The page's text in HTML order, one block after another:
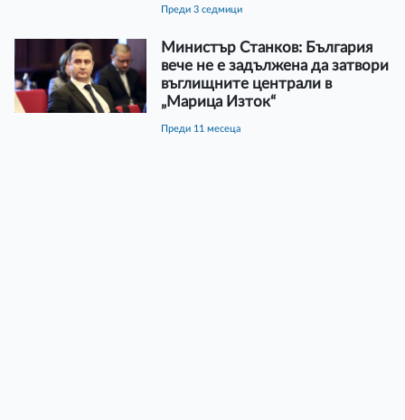
преди 3 седмици
Министър Станков: България
вече не е задължена да затвори
въглищните централи в
„Марица Изток“
преди 11 месеца